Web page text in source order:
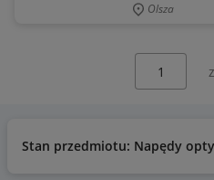
Olsza
Stan przedmiotu: Napędy